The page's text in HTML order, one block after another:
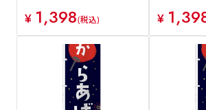
¥ 1,398(税込)
¥